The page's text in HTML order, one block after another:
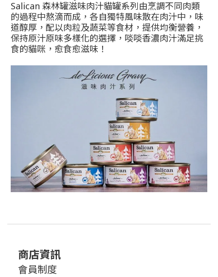
Salican 森林罐滋味肉汁貓罐系列由烹調不同肉類
的過程中熬滴而成，各自獨特風味散在肉汁中，味
道醇厚，配以肉粒及蔬菜等食材，提供均衡營養，
保持原汁原味多樣化的選擇，啖啖香濃肉汁滿足挑
食的貓咪，愈食愈滋味！
商店資訊
會員制度